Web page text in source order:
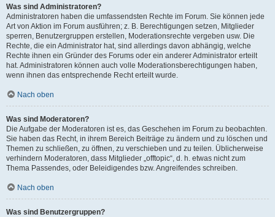
Was sind Administratoren?
Administratoren haben die umfassendsten Rechte im Forum. Sie können jede
Art von Aktion im Forum ausführen; z. B. Berechtigungen setzen, Mitglieder
sperren, Benutzergruppen erstellen, Moderationsrechte vergeben usw. Die
Rechte, die ein Administrator hat, sind allerdings davon abhängig, welche
Rechte ihnen ein Gründer des Forums oder ein anderer Administrator erteilt
hat. Administratoren können auch volle Moderationsberechtigungen haben,
wenn ihnen das entsprechende Recht erteilt wurde.
Nach oben
Was sind Moderatoren?
Die Aufgabe der Moderatoren ist es, das Geschehen im Forum zu beobachten.
Sie haben das Recht, in ihrem Bereich Beiträge zu ändern und zu löschen und
Themen zu schließen, zu öffnen, zu verschieben und zu teilen. Üblicherweise
verhindern Moderatoren, dass Mitglieder „offtopic“, d. h. etwas nicht zum
Thema Passendes, oder Beleidigendes bzw. Angreifendes schreiben.
Nach oben
Was sind Benutzergruppen?